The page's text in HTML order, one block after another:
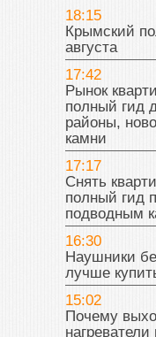
18:15
Крымский
августа
17:42
Рынок
полный гид
районы,
камни
17:17
Снять
полный гид
подводным
16:30
Наушники
лучше
15:02
Почему